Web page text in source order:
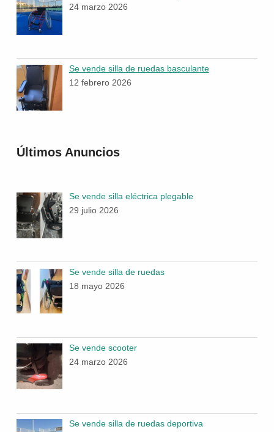
24 marzo 2026
Se vende silla de ruedas basculante
12 febrero 2026
Últimos Anuncios
Se vende silla eléctrica plegable
29 julio 2026
Se vende silla de ruedas
18 mayo 2026
Se vende scooter
24 marzo 2026
Se vende silla de ruedas deportiva